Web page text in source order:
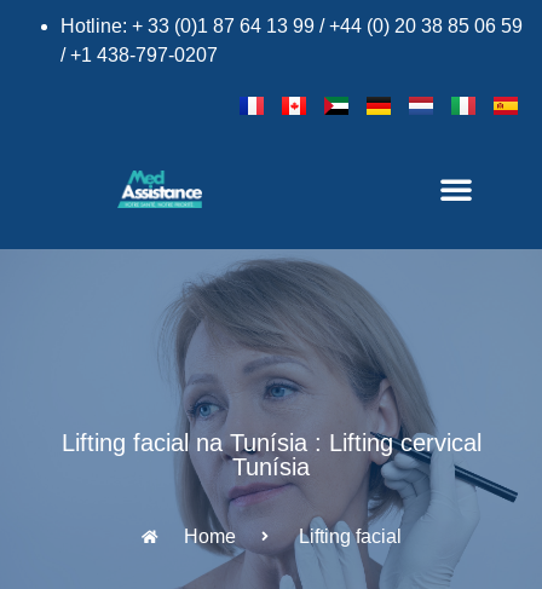
Hotline: + 33 (0)1 87 64 13 99 / +44 (0) 20 38 85 06 59
/ +1 438-797-0207
Lifting facial na Tunísia : Lifting cervical
Tunísia
Home Lifting facial